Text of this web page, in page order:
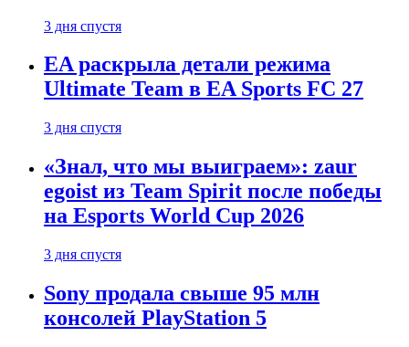
3 дня спустя
EA раскрыла детали режима
Ultimate Team в EA Sports FC 27
3 дня спустя
«Знал, что мы выиграем»: zaur
egoist из Team Spirit после победы
на Esports World Cup 2026
3 дня спустя
Sony продала свыше 95 млн
консолей PlayStation 5